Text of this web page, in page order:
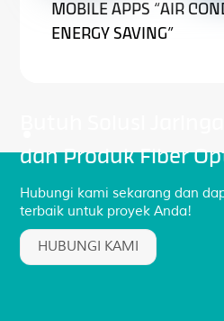
MOBILE APPS “AIR
ENERGY SAVING”
dan Produk Fiber
Hubungi kami sekarang dan
terbaik untuk proyek Anda!
HUBUNGI KAMI